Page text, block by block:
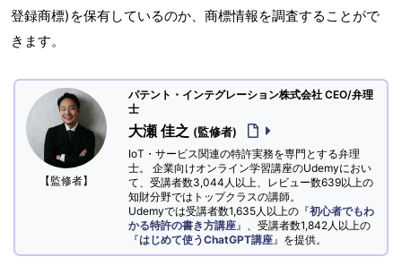
登録商標)を保有しているのか、商標情報を調査することがで
きます。
【監修者】
パテント・インテグレーション株式会社 CEO/弁理
士
大瀬 佳之 (監修者)
IoT・サービス関連の特許実務を専門とする弁理
士。 企業向けオンライン学習講座のUdemyにおい
て、受講者数3,044人以上、レビュー数639以上の
知財分野ではトップクラスの講師。
Udemyでは受講者数1,635人以上の『初心者でもわ
かる特許の書き方講座 』、受講者数1,842人以上の
『はじめて使うChatGPT講座 』を提供。